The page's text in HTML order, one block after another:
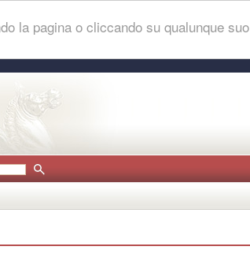
la pagina o cliccando su qualunque suo